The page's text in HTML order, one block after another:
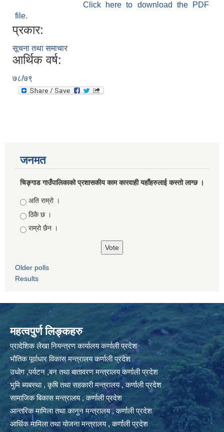
Click here to download the PDF
file.
प्रकार:
सूचना तथा समाचार
आर्थिक वर्ष:
७८/७९
जनमत
चिङ्गाड गाउँपालिकाको प्रशासकीय काम कारवाही यहाँहरुलाई कस्तो लाग्छ ।
Choices
अति राम्रो ।
ठिकै छ ।
राम्रो छैन ।
Older polls
Results
महत्वपुर्ण लिङ्कहरु
प्रादेशिक लेखा नियन्त्रण कार्यालय कर्णाली प्रदेश
भौतिक पूर्वाधार विकास मन्त्रालय कर्णाली प्रदेश
उधोग ,पर्यटन ,बन तथा बातावरण मन्त्रालय कर्णाली प्रदेश
भुमि ब्यबस्था , कृषि तथा सहकारी मन्त्रालय , कर्णाली प्रदेश
सामाजिक बिकास मन्त्रालय , कर्णाली प्रदेश
आन्तरिक मामिला तथा कानुन मन्त्रालय , कर्णाली प्रदेश
आर्थिक मामिला तथा योजना मन्त्रालय , कर्णाली प्रदेश